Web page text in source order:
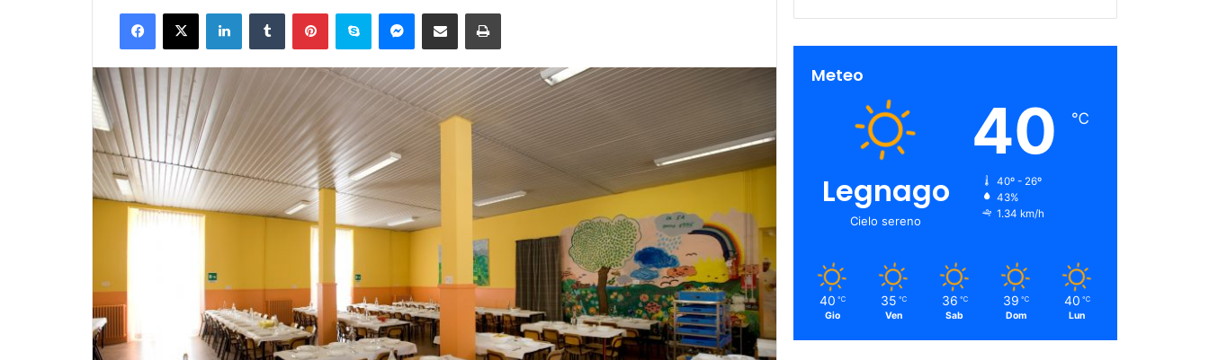
Facebook
X LinkedInTumblr PinterestSkype Messenger
Condividi via mail Stampa
Meteo
Legnago
Cielo sereno
40 ℃
40º - 26º
43%
1.34 km/h
40 ℃
Gio
35 ℃
Ven
36 ℃
Sab
39 ℃
Dom
40 ℃
Lun